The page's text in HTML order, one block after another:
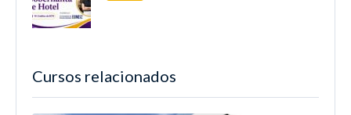
Cursos relacionados